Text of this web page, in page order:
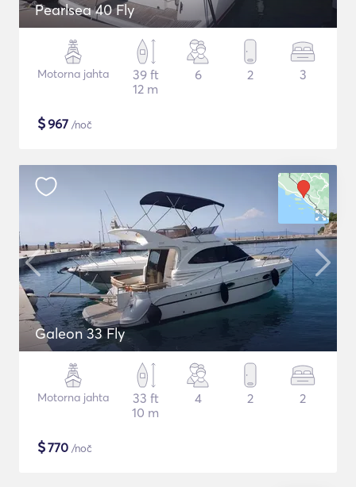
Pearlsea 40 Fly
Motorna jahta
39 ft
12 m
6 2 3
$967 /noč
Galeon 33 Fly
Motorna jahta
33 ft
10 m
4 2 2
$770 /noč